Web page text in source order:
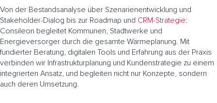
Von der Bestandsanalyse über Szenarienentwicklung und
Stakeholder-Dialog bis zur Roadmap und CRM-Strategie:
Consileon begleitet Kommunen, Stadtwerke und
Energieversorger durch die gesamte Wärmeplanung. Mit
fundierter Beratung, digitalen Tools und Erfahrung aus der Praxis
verbinden wir Infrastrukturplanung und Kundenstrategie zu einem
integrierten Ansatz, und begleiten nicht nur Konzepte, sondern
auch deren Umsetzung.